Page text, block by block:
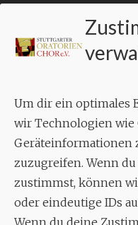
Um dir ein optimales
wir Technologien wie
Geräteinformationen
zuzugreifen. Wenn
zustimmst, können
oder eindeutige IDs
Wenn du deine